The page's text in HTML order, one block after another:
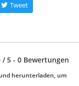
Tweet
/ 5 - 0 Bewertungen
herunterladen, um